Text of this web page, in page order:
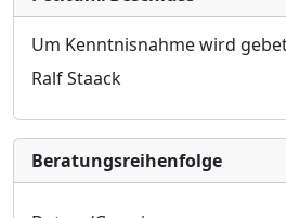
Um Kenntnisnahme wird
Ralf Staack
Bera­tungs­reihen­folge